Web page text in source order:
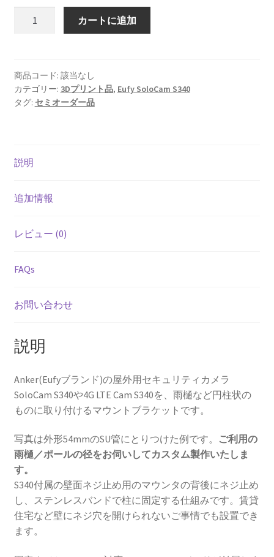
¥2,800
テ
ィ
カ
Eufy
S340/4G
Cam
雨
／
ル
ウ
ン
ト
カートに追加
商品コード: 該当なし
カテゴリー: 3Dプリント品, Eufy SoloCam S340
タグ: セミオーダー品
説明
追加情報
レビュー (0)
FAQs
お問い合わせ
説明
Anker(Eufyブランド)の屋外用セキュリティカメラ
SoloCam S340や4G LTE Cam S340を、雨樋など円柱状の
ものに取り付けるマウントブラケットです。
写真は外形54mmのSU管にとりつけた例です。
ご利用の
雨樋／ポールの径をお伺いしてカスタム製作いたしま
す。
S340付属の壁面ネジ止め用のマウンタの背後にネジ止め
し、ステンレスバンドで柱に固定する仕組みです。賃貸
住宅など壁にネジ穴を開けられないご事情でも設置でき
ます。